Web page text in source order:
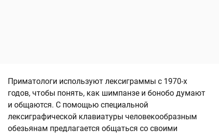
Приматологи используют лексиграммы с 1970-х
годов, чтобы понять, как шимпанзе и бонобо думают
и общаются. С помощью специальной
лексиграфической клавиатуры человекообразным
обезьянам предлагается общаться со своими